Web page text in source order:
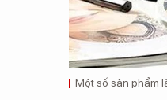
Một số sản phẩm